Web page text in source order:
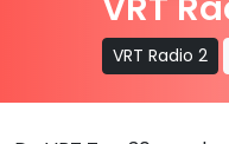
VRT Radio 2